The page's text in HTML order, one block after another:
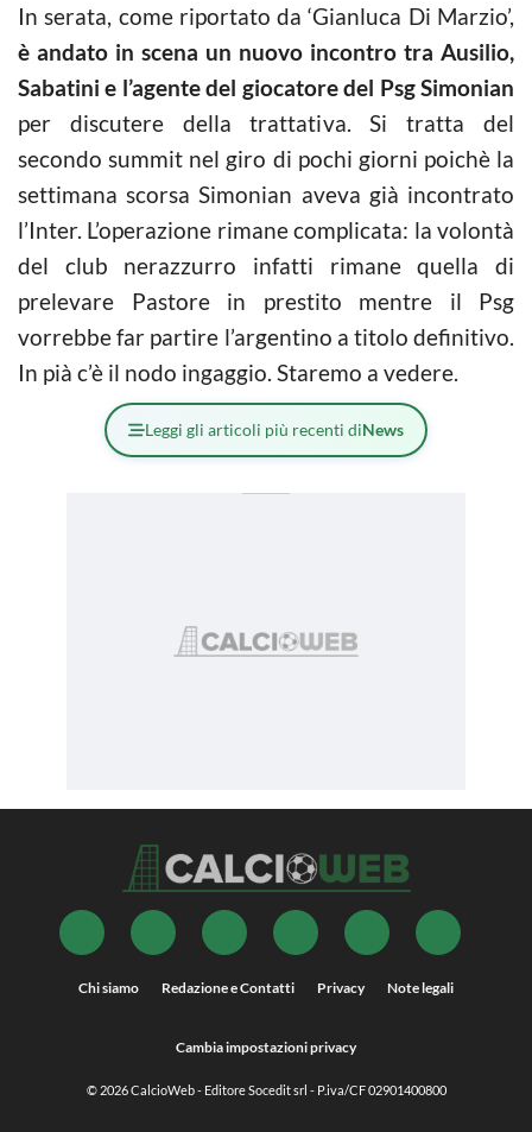
In serata, come riportato da ‘Gianluca Di Marzio’,
è andato in scena un nuovo incontro tra Ausilio,
Sabatini e l’agente del giocatore del Psg Simonian
per discutere della trattativa. Si tratta del
secondo summit nel giro di pochi giorni poichè la
settimana scorsa Simonian aveva già incontrato
l’Inter. L’operazione rimane complicata: la volontà
del club nerazzurro infatti rimane quella di
prelevare Pastore in prestito mentre il Psg
vorrebbe far partire l’argentino a titolo definitivo.
In pià c’è il nodo ingaggio. Staremo a vedere.
Leggi gli articoli più recenti diNews
Chi siamo Redazione e Contatti Privacy Note legali
Cambia impostazioni privacy
© 2026CalcioWeb- Editore Socedit srl - P.iva/CF 02901400800